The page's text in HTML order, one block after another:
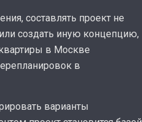
составлять проект не
создать иную концепцию,
в Москве
в
варианты